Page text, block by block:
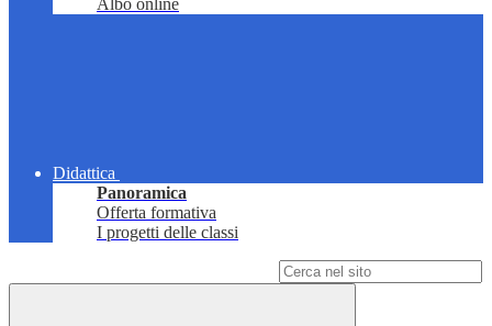
Albo online
Didattica
Panoramica
Offerta formativa
I progetti delle classi